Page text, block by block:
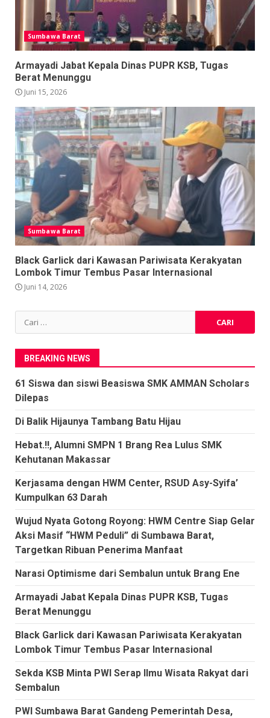
Sumbawa Barat
Armayadi Jabat Kepala Dinas PUPR KSB, Tugas
Berat Menunggu
Juni 15, 2026
Sumbawa Barat
Black Garlick dari Kawasan Pariwisata Kerakyatan
Lombok Timur Tembus Pasar Internasional
Juni 14, 2026
Cari
untuk:
BREAKING NEWS
61 Siswa dan siswi Beasiswa SMK AMMAN Scholars
Dilepas
Di Balik Hijaunya Tambang Batu Hijau
Hebat.!!, Alumni SMPN 1 Brang Rea Lulus SMK
Kehutanan Makassar
Kerjasama dengan HWM Center, RSUD Asy-Syifa’
Kumpulkan 63 Darah
Wujud Nyata Gotong Royong: HWM Centre Siap Gelar
Aksi Masif “HWM Peduli” di Sumbawa Barat,
Targetkan Ribuan Penerima Manfaat
Narasi Optimisme dari Sembalun untuk Brang Ene
Armayadi Jabat Kepala Dinas PUPR KSB, Tugas
Berat Menunggu
Black Garlick dari Kawasan Pariwisata Kerakyatan
Lombok Timur Tembus Pasar Internasional
Sekda KSB Minta PWI Serap Ilmu Wisata Rakyat dari
Sembalun
PWI Sumbawa Barat Gandeng Pemerintah Desa,